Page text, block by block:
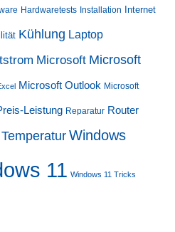
Hardwaretests Installation Internet
Kühlung Laptop
Microsoft Microsoft
Microsoft Outlook Microsoft
Leistung Reparatur Router
Temperatur Windows
11 Windows 11 Tricks